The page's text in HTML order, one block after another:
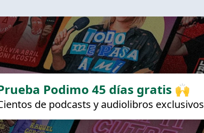
Podimo 45 días gratis 🙌
de podcasts y audiolibros exclusivos